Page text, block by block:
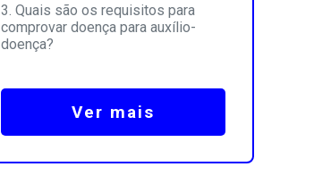
Quais são os requisitos para
comprovar doença para auxílio-
doença?
Ver mais